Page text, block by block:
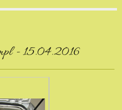
- 15.04.2016